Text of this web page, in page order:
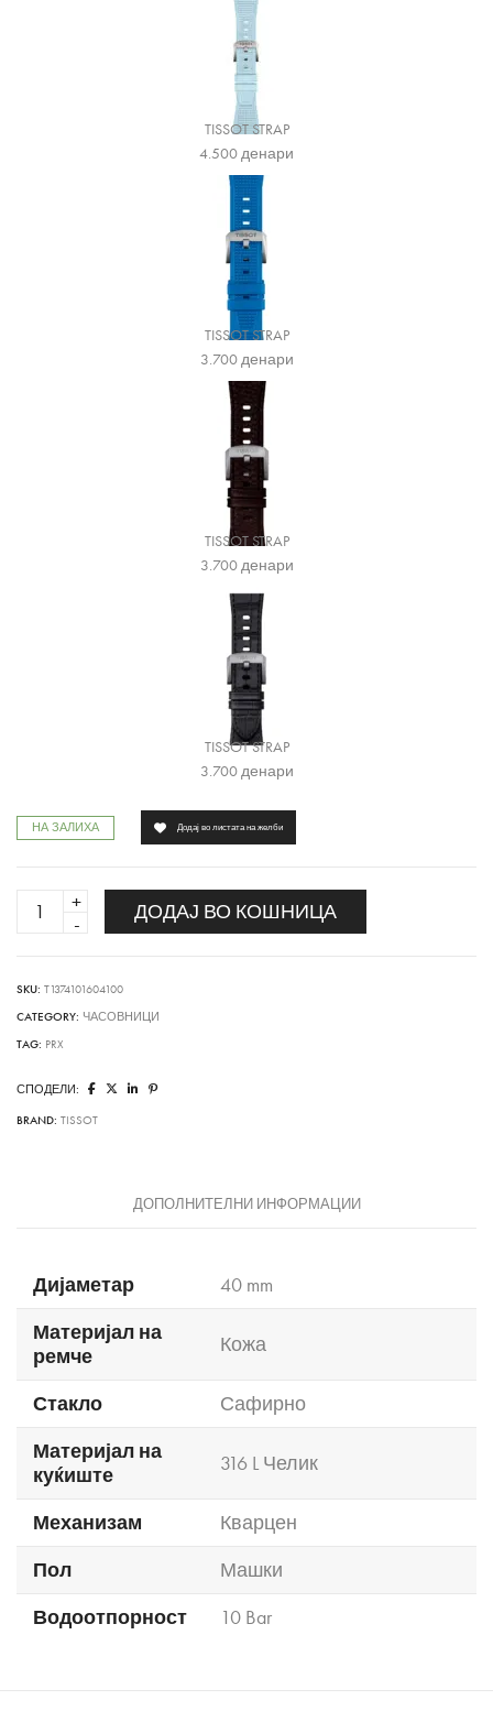
TISSOT STRAP
4.500денари
TISSOT STRAP
3.700денари
TISSOT STRAP
3.700денари
TISSOT STRAP
3.700денари
НА ЗАЛИХА
PRX
quantity
ДОДАЈ ВО КОШНИЦА
Додај во листата на желби
SKU: T1374101604100
CATEGORY: ЧАСОВНИЦИ
TAG: PRX
СПОДЕЛИ:
BRAND: TISSOT
ДОПОЛНИТЕЛНИ ИНФОРМАЦИИ
Дијаметар
40 mm
Материјал на
ремче
Кожа
Стакло
Сафирно
Материјал на
куќиште
316 L Челик
Механизам
Кварцен
Пол
Машки
Водоотпорност
10 Bar